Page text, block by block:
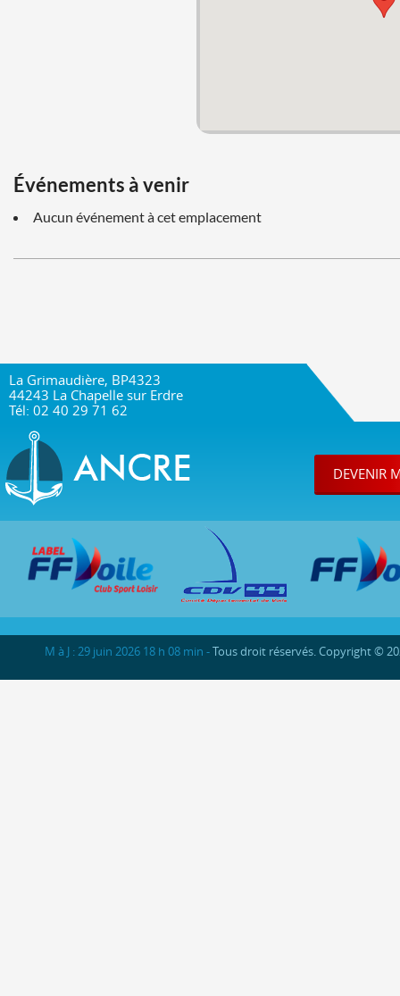
Événements à venir
Aucun événement à cet emplacement
La Grimaudière, BP4323
44243 La Chapelle sur Erdre
Tél: 02 40 29 71 62
DEVENIR
M à J : 29 juin 2026 18 h 08 min -Tous droit réservés. Copyright ©